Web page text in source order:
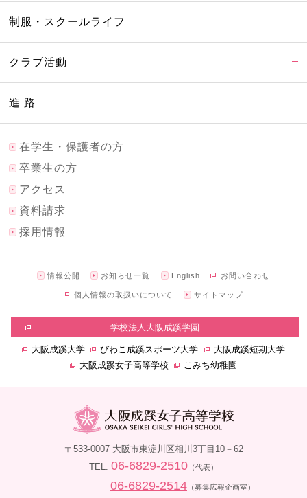
制服・スクールライフ
クラブ活動
進 路
在学生・保護者の方
卒業生の方
アクセス
資料請求
採用情報
情報公開 お知らせ一覧 English お問い合わせ
個人情報の取扱いについて サイトマップ
学校法人大阪成蹊学園
大阪成蹊大学 びわこ成蹊スポーツ大学
大阪成蹊短期大学
大阪成蹊女子高等学校
こみち幼稚園
〒533-0007 大阪市東淀川区相川3丁目10－62
TEL. 06-6829-2510 （代表）
06-6829-2514 （募集広報企画室）